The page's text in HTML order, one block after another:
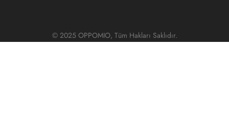
© 2025 OPPOMIO, Tüm Hakları Saklıdır.